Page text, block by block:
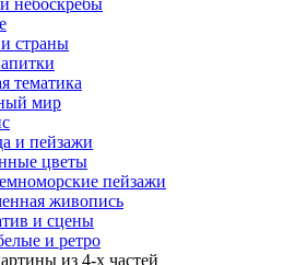
страны
тематика
мир
и пейзажи
цветы
пейзажи
живопись
и сцены
и ретро
из 4-х частей